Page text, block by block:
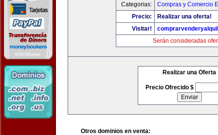
Categorias:
Compras y Comercio
Precio:
Realizar una oferta!
Visitar!
Serán consideradas
Realizar una Oferta
Precio Ofrecido $
Otros dominios en venta: